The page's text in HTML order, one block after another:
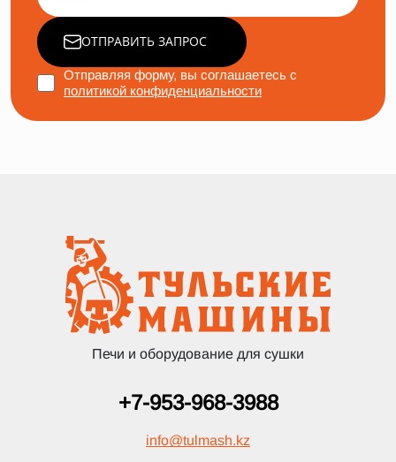
ОТПРАВИТЬ ЗАПРОС
Отправляя форму, вы соглашаетесь с
политикой конфиденциальности
Печи и оборудование для сушки
+7-953-968-3988
info@tulmash.kz